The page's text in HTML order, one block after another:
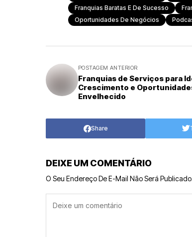
Franquias Baratas E De Sucesso
Oportunidades De Negócios
POSTAGEM ANTERIOR
Franquias de Serviços para
Crescimento e
Envelhecido
Share
DEIXE UM COMENTÁRIO
O Seu Endereço De E-Mail Não Será